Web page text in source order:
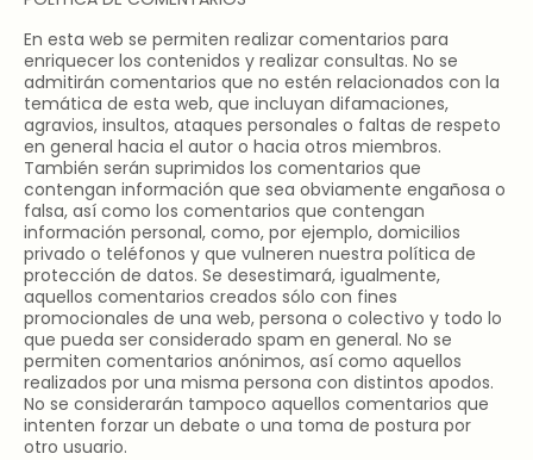
En esta web se permiten realizar comentarios para
enriquecer los contenidos y realizar consultas. No se
admitirán comentarios que no estén relacionados con la
temática de esta web, que incluyan difamaciones,
agravios, insultos, ataques personales o faltas de respeto
en general hacia el autor o hacia otros miembros.
También serán suprimidos los comentarios que
contengan información que sea obviamente engañosa o
falsa, así como los comentarios que contengan
información personal, como, por ejemplo, domicilios
privado o teléfonos y que vulneren nuestra política de
protección de datos. Se desestimará, igualmente,
aquellos comentarios creados sólo con fines
promocionales de una web, persona o colectivo y todo lo
que pueda ser considerado spam en general. No se
permiten comentarios anónimos, así como aquellos
realizados por una misma persona con distintos apodos.
No se considerarán tampoco aquellos comentarios que
intenten forzar un debate o una toma de postura por
otro usuario.